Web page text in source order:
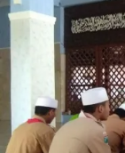
a
t
i
e
l